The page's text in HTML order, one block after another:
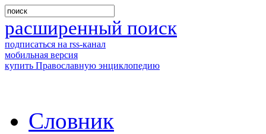
расширенный поиск
подписаться на rss-канал
мобильная версия
купить Православную энциклопедию
Словник